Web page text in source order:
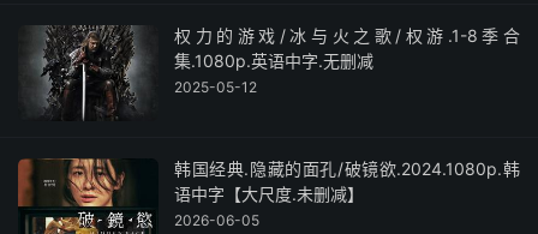
权力的游戏/冰与火之歌/权游.1-8季合
集.1080p.英语中字.无删减
2025-05-12
韩国经典.隐藏的面孔/破镜欲.2024.1080p.韩
语中字【大尺度.未删减】
2026-06-05